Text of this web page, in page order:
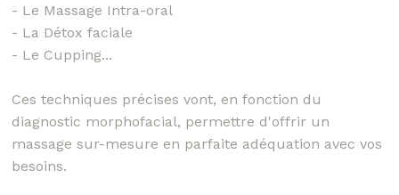
- Le Massage Intra-oral
- La Détox faciale
- Le Cupping...
Ces techniques précises vont, en fonction du
diagnostic morphofacial, permettre d'offrir un
massage sur-mesure en parfaite adéquation avec vos
besoins.